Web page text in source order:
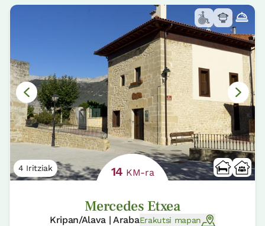
4 Iritziak 14 KM-ra
Mercedes Etxea
Kripan/Alava | ArabaErakutsi mapan